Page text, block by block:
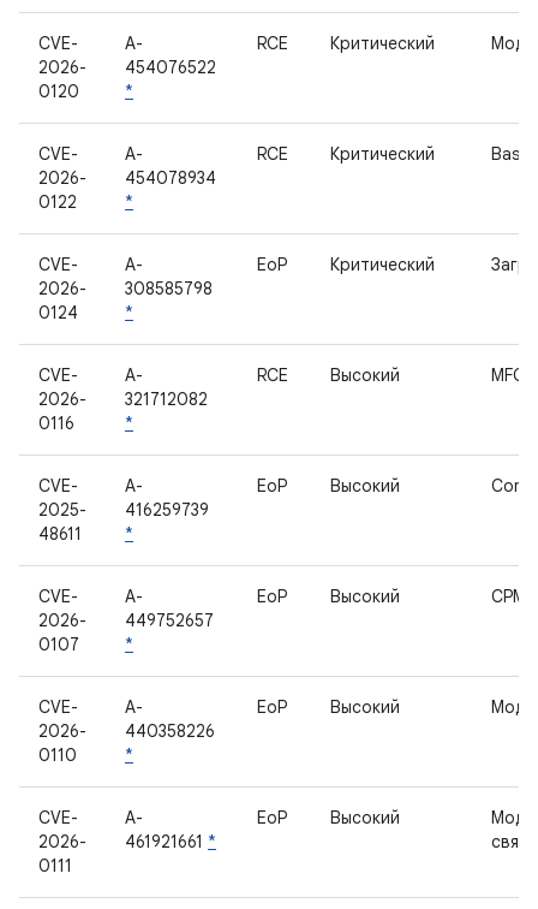
CVE-
2026-
0120
A-
454076522
*
RCE Критический
CVE-
2026-
0122
A-
454078934
*
RCE Критический
CVE-
2026-
0124
A-
308585798
*
EoP Критический
CVE-
2026-
0116
A-
321712082
*
RCE Высокий MFC
CVE-
2025-
48611
A-
416259739
*
EoP Высокий
CVE-
2026-
0107
A-
449752657
*
EoP Высокий CPM
CVE-
2026-
0110
A-
440358226
*
EoP Высокий
CVE-
2026-
0111
A-
461921661 *
EoP Высокий
связи